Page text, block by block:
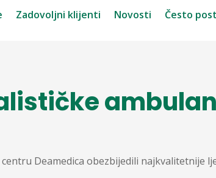
Zadovoljni klijenti Novosti Često
Deamedica obezbijedili najkvalitetnije